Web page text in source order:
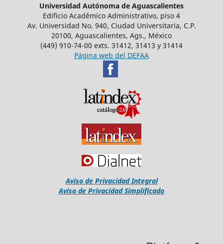
Universidad Autónoma de Aguascalientes
Edificio Acad´émico Administrativo, piso 4
Av. Universidad No. 940, Ciudad Universitaria, C.P.
20100, Aguascalientes, Ags., México
(449) 910-74-00 exts. 31412, 31413 y 31414
Página web del DEFAA
Aviso de Privacidad Integral
Aviso de Privacidad Simplificado